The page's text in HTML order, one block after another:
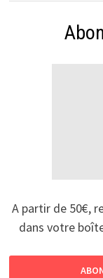
A partir de 50€,
dans votre